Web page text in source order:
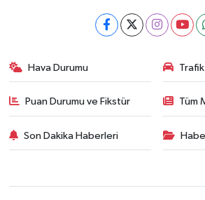
Hava Durumu
Puan Durumu ve Fikstür Tüm
Son Dakika Haberleri